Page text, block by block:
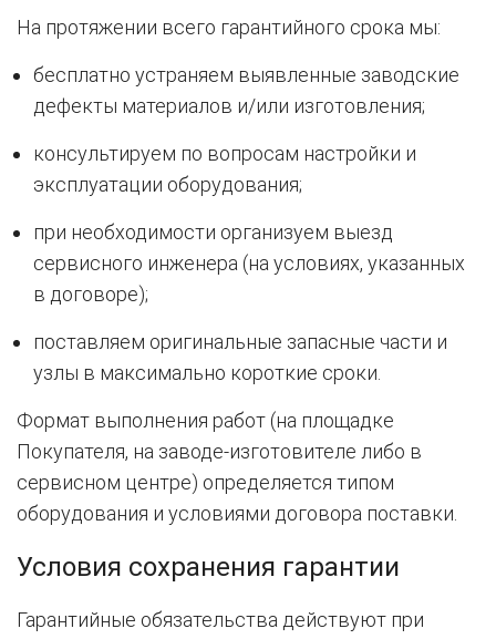
На протяжении всего гарантийного срока мы:
бесплатно устраняем выявленные заводские
дефекты материалов и/или изготовления;
консультируем по вопросам настройки и
эксплуатации оборудования;
при необходимости организуем выезд
сервисного инженера (на условиях, указанных
в договоре);
поставляем оригинальные запасные части и
узлы в максимально короткие сроки.
Формат выполнения работ (на площадке
Покупателя, на заводе-изготовителе либо в
сервисном центре) определяется типом
оборудования и условиями договора поставки.
Условия сохранения гарантии
Гарантийные обязательства действуют при